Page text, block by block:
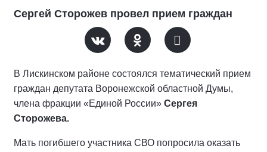
Сергей Сторожев провел прием граждан
В Лискинском районе состоялся тематический прием
граждан депутата Воронежской областной Думы,
члена фракции «Единой России» Сергея
Сторожева.
Мать погибшего участника СВО попросила оказать